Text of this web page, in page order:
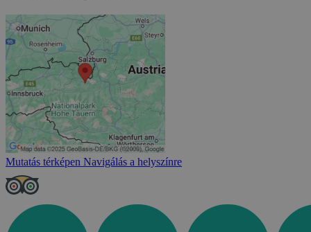
Mutatás térképen Navigálás a helyszínre